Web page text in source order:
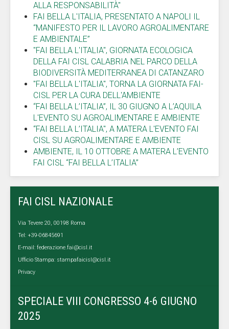
ALLA RESPONSABILITÀ"
FAI BELLA L'ITALIA, PRESENTATO A NAPOLI IL
“MANIFESTO PER IL LAVORO AGROALIMENTARE
E AMBIENTALE”
"FAI BELLA L'ITALIA", GIORNATA ECOLOGICA
DELLA FAI CISL CALABRIA NEL PARCO DELLA
BIODIVERSITÀ MEDITERRANEA DI CATANZARO
"FAI BELLA L'ITALIA", TORNA LA GIORNATA FAI-
CISL PER LA CURA DELL'AMBIENTE
“FAI BELLA L’ITALIA”, IL 30 GIUGNO A L’AQUILA
L'EVENTO SU AGROALIMENTARE E AMBIENTE
“FAI BELLA L’ITALIA", A MATERA L'EVENTO FAI
CISL SU AGROALIMENTARE E AMBIENTE
AMBIENTE, IL 10 OTTOBRE A MATERA L’EVENTO
FAI CISL “FAI BELLA L’ITALIA”
FAI CISL NAZIONALE
Via Tevere 20, 00198 Roma
Tel: +39-06845691
E-mail: federazione.fai@cisl.it
Ufficio Stampa: stampafaicisl@cisl.it
Privacy
SPECIALE VIII CONGRESSO 4-6 GIUGNO
2025